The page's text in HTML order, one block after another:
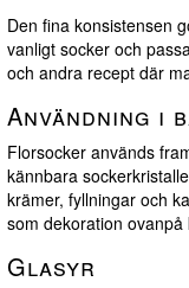
Den fina konsistensen
vanligt socker och
och andra recept där
Användning i
Florsocker används
kännbara
krämer, fyllningar och
som dekoration
Glasyr